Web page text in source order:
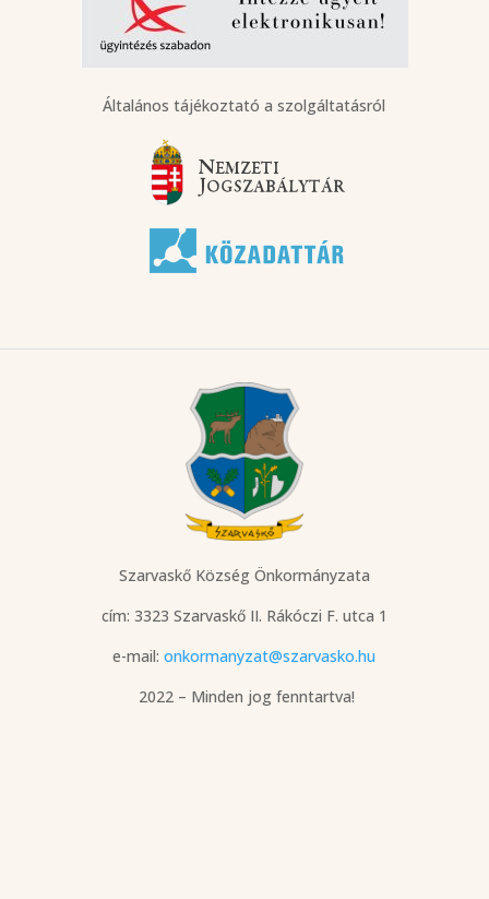
Általános tájékoztató a szolgáltatásról
Szarvaskő Község Önkormányzata
cím: 3323 Szarvaskő II. Rákóczi F. utca 1
e-mail:onkormanyzat@szarvasko.hu
2022 – Minden jog fenntartva!